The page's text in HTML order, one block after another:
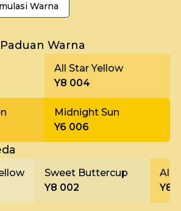
Warna
Warna
All Star Yellow
Y8 004
Midnight Sun
Y6 006
Sweet Buttercup
Y8 002
All
Y8